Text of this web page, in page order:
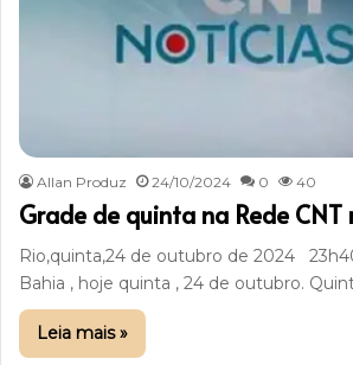
Allan Produz 24/10/2024 0 40
Grade de quinta na Rede CNT
Rio,quinta,24 de outubro de 2024
Bahia , hoje quinta , 24 de outubro.
Leia mais »